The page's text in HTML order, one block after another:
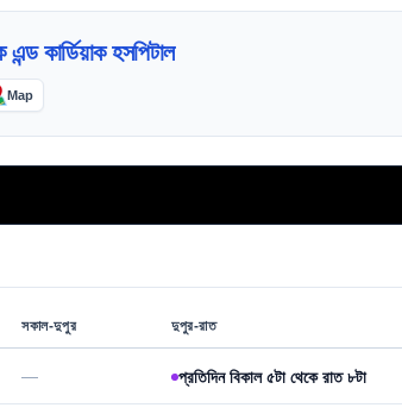
কার্ডিয়াক হসপিটাল
Map
সকাল-দুপুর দুপুর-রাত
— প্রতিদিন বিকাল ৫টা থেকে রাত ৮টা